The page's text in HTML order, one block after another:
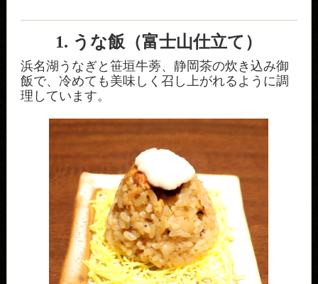
1. うな飯（富士山仕立て）
浜名湖うなぎと笹垣牛蒡、静岡茶の炊き込み御
飯で、冷めても美味しく召し上がれるように調
理しています。